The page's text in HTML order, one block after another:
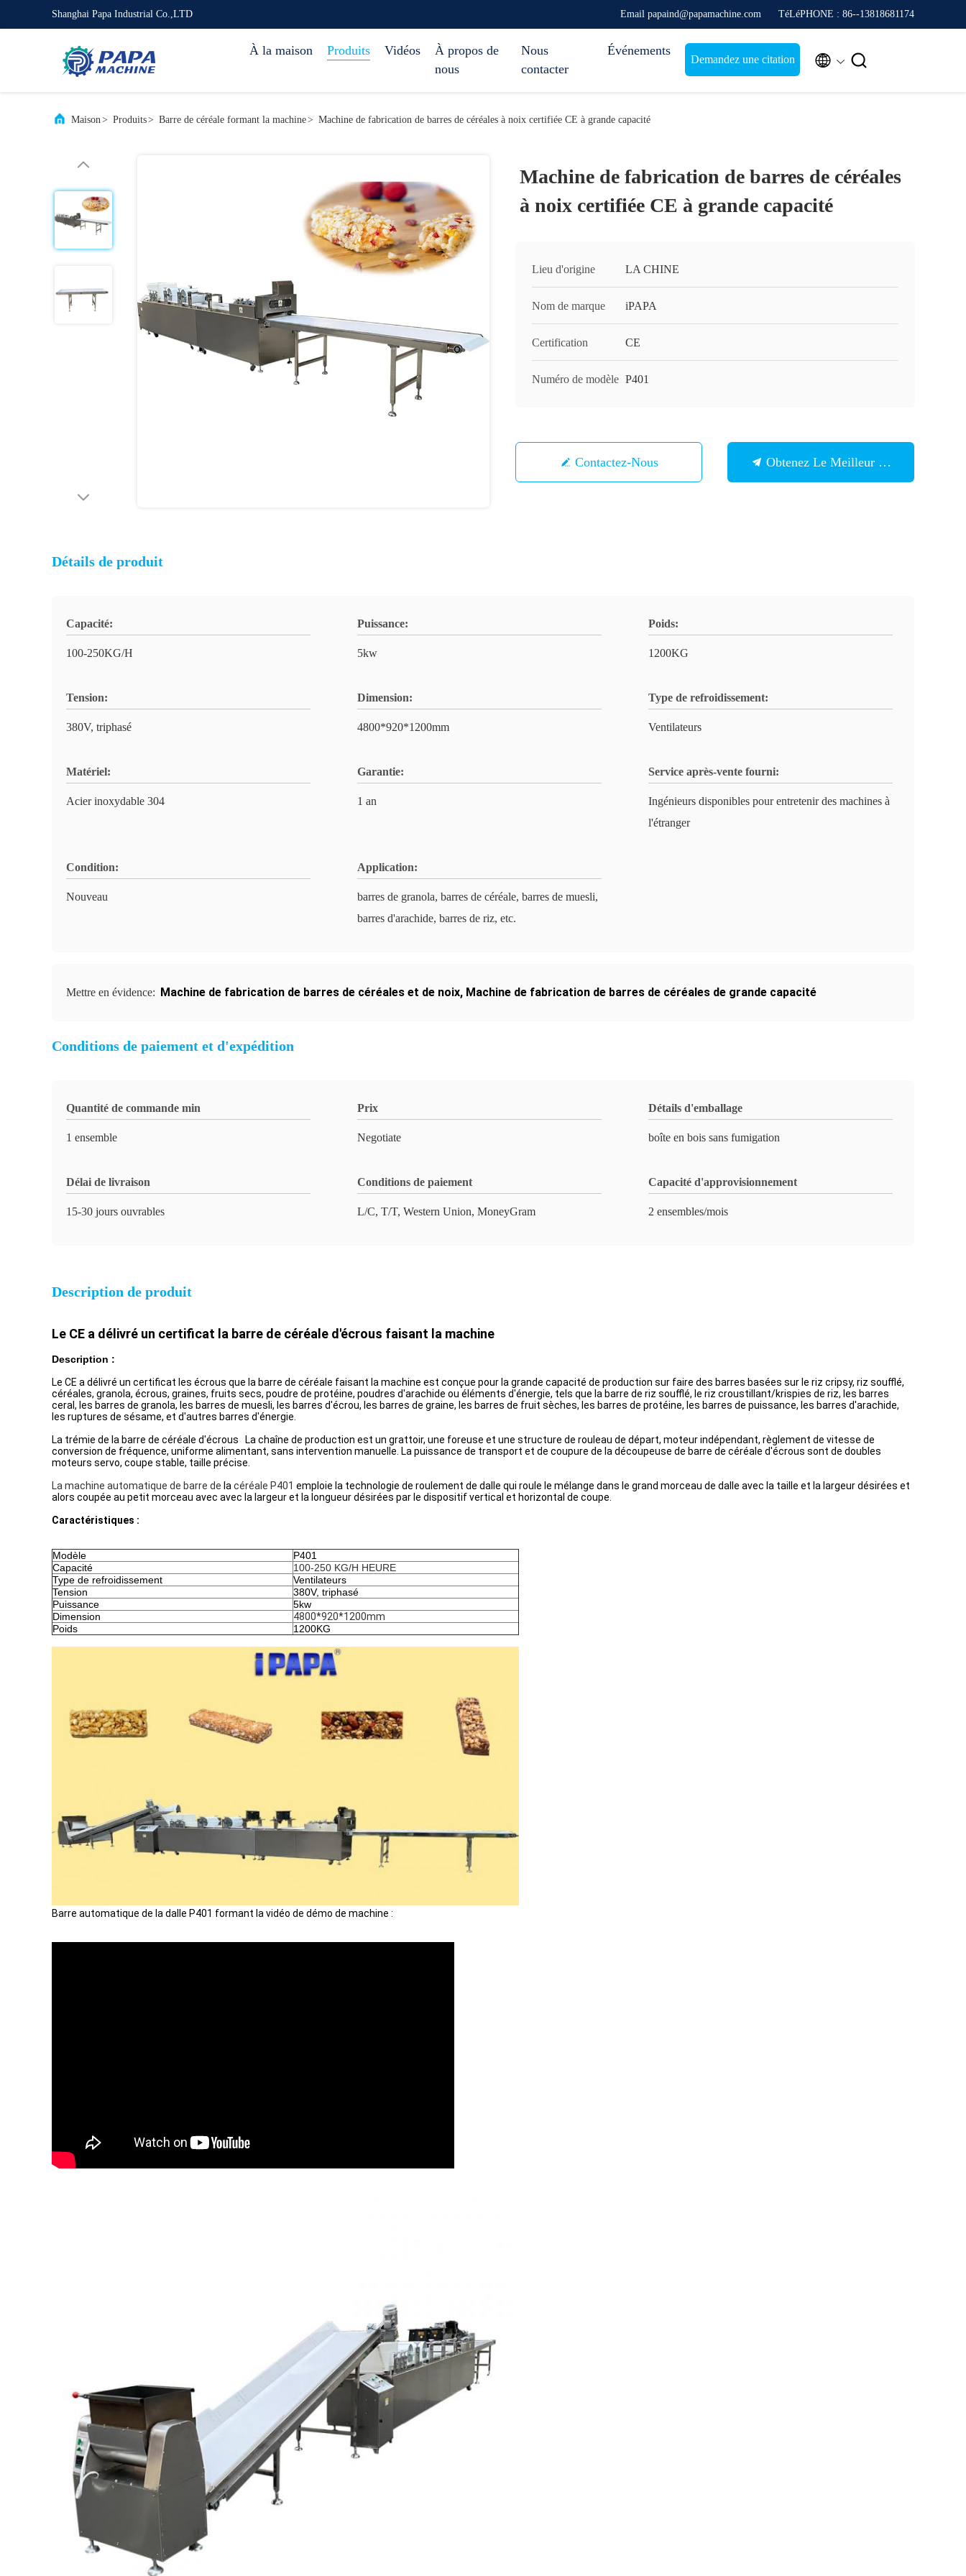
Shanghai Papa Industrial Co.,LTD Email papaind@papamachine.com TéLéPHONE : 86--13818681174
À la maison Produits Vidéos
À propos de
nous
Nous
contacter
Événements
Demandez une citation  
Maison> Produits> Barre de céréale formant la machine> Machine de fabrication de barres de céréales à noix certifiée CE à grande capacité
Machine de fabrication de barres de céréales
à noix certifiée CE à grande capacité
Lieu d'origine LA CHINE
Nom de marque iPAPA
Certification CE
Numéro de modèle P401
Contactez-Nous Obtenez Le Meilleur Prix
Détails de produit
Capacité:
100-250KG/H
Puissance:
5kw
Poids:
1200KG
Tension:
380V, triphasé
Dimension:
4800*920*1200mm
Type de refroidissement:
Ventilateurs
Matériel:
Acier inoxydable 304
Garantie:
1 an
Service après-vente fourni:
Ingénieurs disponibles pour entretenir des machines à
l'étranger
Condition:
Nouveau
Application:
barres de granola, barres de céréale, barres de muesli,
barres d'arachide, barres de riz, etc.
Mettre en évidence: Machine de fabrication de barres de céréales et de noix, Machine de fabrication de barres de céréales de grande capacité
Conditions de paiement et d'expédition
Quantité de commande min
1 ensemble
Prix
Negotiate
Détails d'emballage
boîte en bois sans fumigation
Délai de livraison
15-30 jours ouvrables
Conditions de paiement
L/C, T/T, Western Union, MoneyGram
Capacité d'approvisionnement
2 ensembles/mois
Description de produit
Le CE a délivré un certificat la barre de céréale d'écrous faisant la machine
Description :
Le CE a délivré un certificat les écrous que la barre de céréale faisant la machine est conçue pour la grande capacité de production sur faire des barres basées sur le riz cripsy, riz soufflé,
céréales, granola, écrous, graines, fruits secs, poudre de protéine, poudres d'arachide ou éléments d'énergie, tels que la barre de riz soufflé, le riz croustillant/krispies de riz, les barres
ceral, les barres de granola, les barres de muesli, les barres d'écrou, les barres de graine, les barres de fruit sèches, les barres de protéine, les barres de puissance, les barres d'arachide,
les ruptures de sésame, et d'autres barres d'énergie.
La trémie de la barre de céréale d'écrous La chaîne de production est un grattoir, une foreuse et une structure de rouleau de départ, moteur indépendant, règlement de vitesse de
conversion de fréquence, uniforme alimentant, sans intervention manuelle. La puissance de transport et de coupure de la découpeuse de barre de céréale d'écrous sont de doubles
moteurs servo, coupe stable, taille précise.
La machine automatique de barre de la céréale P401 emploie la technologie de roulement de dalle qui roule le mélange dans le grand morceau de dalle avec la taille et la largeur désirées et
alors coupée au petit morceau avec avec la largeur et la longueur désirées par le dispositif vertical et horizontal de coupe.
Caractéristiques :
Modèle
P401
Capacité
100-250 KG/H HEURE
Type de refroidissement
Ventilateurs
Tension
380V, triphasé
Puissance
5kw
Dimension
4800*920*1200mm
Poids
1200KG
Barre automatique de la dalle P401 formant la vidéo de démo de machine :